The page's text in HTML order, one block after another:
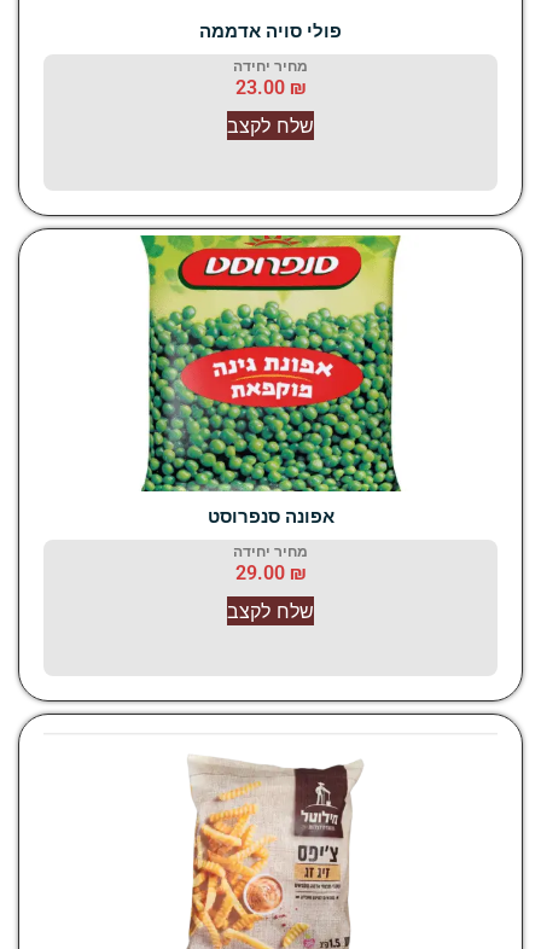
פולי סויה אדממה
מחיר יחידה
23.00
שלח לקצב
אפונה סנפרוסט
מחיר יחידה
29.00
שלח לקצב